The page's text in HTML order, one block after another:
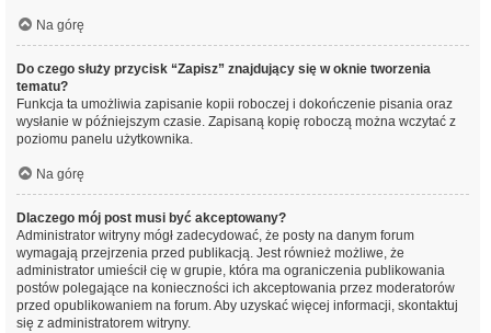
Na górę
Do czego służy przycisk “Zapisz” znajdujący się w oknie tworzenia
tematu?
Funkcja ta umożliwia zapisanie kopii roboczej i dokończenie pisania oraz
wysłanie w późniejszym czasie. Zapisaną kopię roboczą można wczytać z
poziomu panelu użytkownika.
Na górę
Dlaczego mój post musi być akceptowany?
Administrator witryny mógł zadecydować, że posty na danym forum
wymagają przejrzenia przed publikacją. Jest również możliwe, że
administrator umieścił cię w grupie, która ma ograniczenia publikowania
postów polegające na konieczności ich akceptowania przez moderatorów
przed opublikowaniem na forum. Aby uzyskać więcej informacji, skontaktuj
się z administratorem witryny.